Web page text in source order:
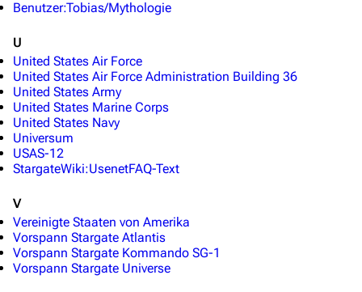
Filme
Themenportal
Personen
Völker
Zeitleiste
Fanprojekte
Kommerzielles
Benutzer:Tobias/Mythologie
U
United States Air Force
United States Air Force Administration Building 36
United States Army
United States Marine Corps
United States Navy
Universum
USAS-12
StargateWiki:UsenetFAQ-Text
V
Vereinigte Staaten von Amerika
Vorspann Stargate Atlantis
Vorspann Stargate Kommando SG-1
Vorspann Stargate Universe